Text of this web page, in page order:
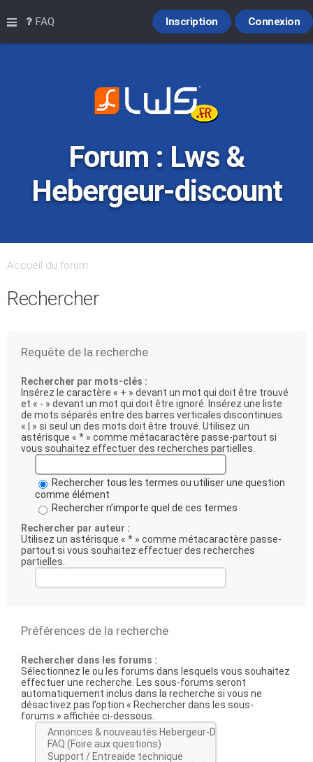
Raccourcis
FAQ Connexion
Inscription
Forum : Lws &
Hebergeur-discount
Accueil du forum
Rechercher
Requête de la recherche
Rechercher par mots-clés :
Insérez le caractère « + » devant un mot qui doit être trouvé
et « - » devant un mot qui doit être ignoré. Insérez une liste
de mots séparés entre des barres verticales discontinues
« | » si seul un des mots doit être trouvé. Utilisez un
astérisque « * » comme métacaractère passe-partout si
vous souhaitez effectuer des recherches partielles.
Rechercher tous les termes ou utiliser une question
comme élément
Rechercher n’importe quel de ces termes
Rechercher par auteur :
Utilisez un astérisque « * » comme métacaractère passe-
partout si vous souhaitez effectuer des recherches
partielles.
Préférences de la recherche
Rechercher dans les forums :
Sélectionnez le ou les forums dans lesquels vous souhaitez
effectuer une recherche. Les sous-forums seront
automatiquement inclus dans la recherche si vous ne
désactivez pas l’option « Rechercher dans les sous-
forums » affichée ci-dessous.